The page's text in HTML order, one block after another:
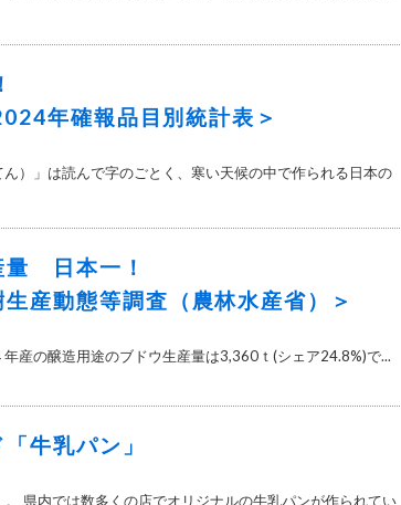
年確報品目別統計表＞
）」は読んで字のごとく、寒い天候の中で作られる日本の
量 日本一！
産動態等調査（農林水産省）＞
産の醸造用途のブドウ生産量は3,360ｔ(シェア24.8%)で...
牛乳パン」
県内では数多くの店でオリジナルの牛乳パンが作られてい